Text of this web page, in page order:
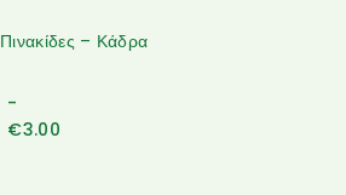
Πινακίδες – Κάδρα
-
€3.00